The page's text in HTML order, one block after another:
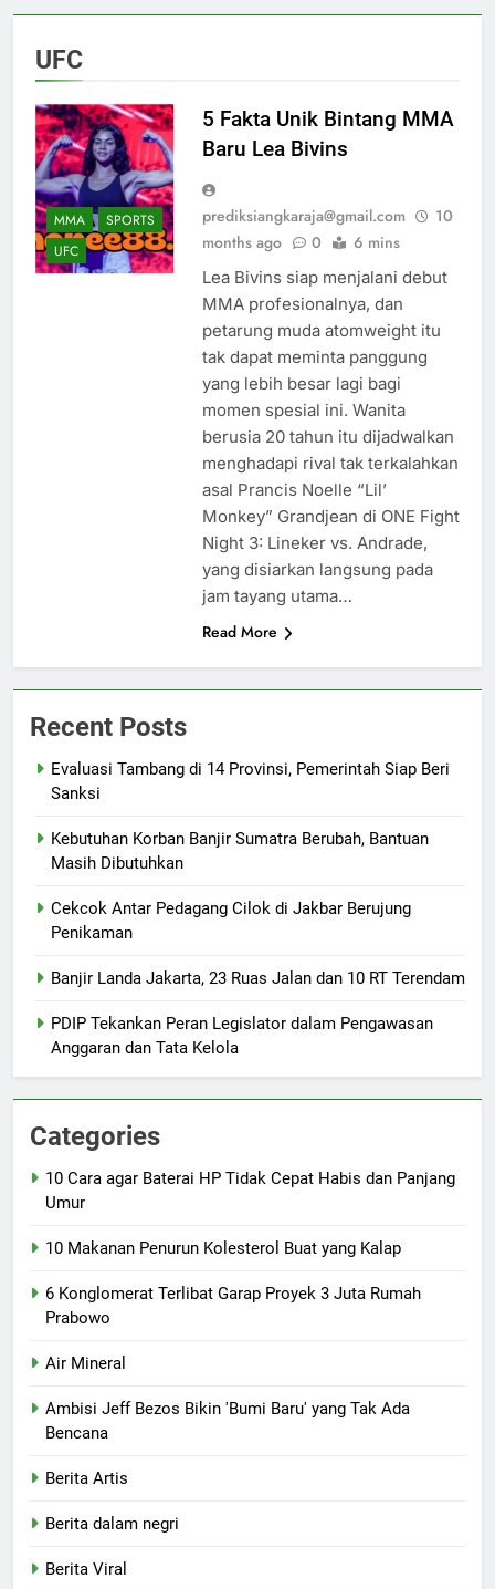
UFC
MMA
SPORTS
UFC
5 Fakta Unik Bintang MMA
Baru Lea Bivins
prediksiangkaraja@gmail.com
10
months ago
0 6 mins
Lea Bivins siap menjalani debut
MMA profesionalnya, dan
petarung muda atomweight itu
tak dapat meminta panggung
yang lebih besar lagi bagi
momen spesial ini. Wanita
berusia 20 tahun itu dijadwalkan
menghadapi rival tak terkalahkan
asal Prancis Noelle “Lil’
Monkey” Grandjean di ONE Fight
Night 3: Lineker vs. Andrade,
yang disiarkan langsung pada
jam tayang utama…
Read More
Recent Posts
Evaluasi Tambang di 14 Provinsi, Pemerintah Siap Beri
Sanksi
Kebutuhan Korban Banjir Sumatra Berubah, Bantuan
Masih Dibutuhkan
Cekcok Antar Pedagang Cilok di Jakbar Berujung
Penikaman
Banjir Landa Jakarta, 23 Ruas Jalan dan 10 RT Terendam
PDIP Tekankan Peran Legislator dalam Pengawasan
Anggaran dan Tata Kelola
Categories
10 Cara agar Baterai HP Tidak Cepat Habis dan Panjang
Umur
10 Makanan Penurun Kolesterol Buat yang Kalap
6 Konglomerat Terlibat Garap Proyek 3 Juta Rumah
Prabowo
Air Mineral
Ambisi Jeff Bezos Bikin 'Bumi Baru' yang Tak Ada
Bencana
Berita Artis
Berita dalam negri
Berita Viral